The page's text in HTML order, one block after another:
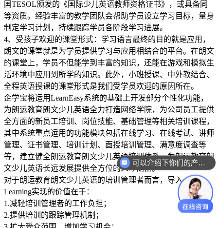
国TESOL颁发的《国际少儿英语教师资格证书》，或具备同
等资质。经验丰富的教学团队会帮助学员设立学习目标，量身
制定学习计划，持续跟踪学员各阶段学习进展。
4、受孩子欢迎的课堂形式：学习语言最终的目的就是应用，
朗文的课堂就是为学员提供学习与应用相结合的平台。在朗文
的课堂上，学员不但能学到丰富的知识，还能在游戏和模拟生
活环境中应用到所学的知识。此外，小班授课、中外教结合、
全程英语授课的课堂形式是我们受学员欢迎的原因所在。
企学宝将运用LearnEasy系统的基础上开发部分个性化功能，
为朗运教育朗文少儿英语全力打造网络学院，为公司员工提供
全方面的新员工培训、岗位技能、基础管理等相关培训课程，
其中系统重点运用的功能模块包括在线学习、在线考试、讲师
管理、证书管理、培训计划、面授培训管理、满意度调查等
等，建立健全朗运教育朗文少儿英语培训体系，为朗运教育朗
文少儿英语长远发展提供全方位的人才储备。
对于朗运教育朗文少儿英语的培训管理者而言，导入e-
Learning实现的价值在于：
1.减轻培训管理者的工作负担；
2.提供培训的跟踪管理机制；
可以介绍下你们的产品么？